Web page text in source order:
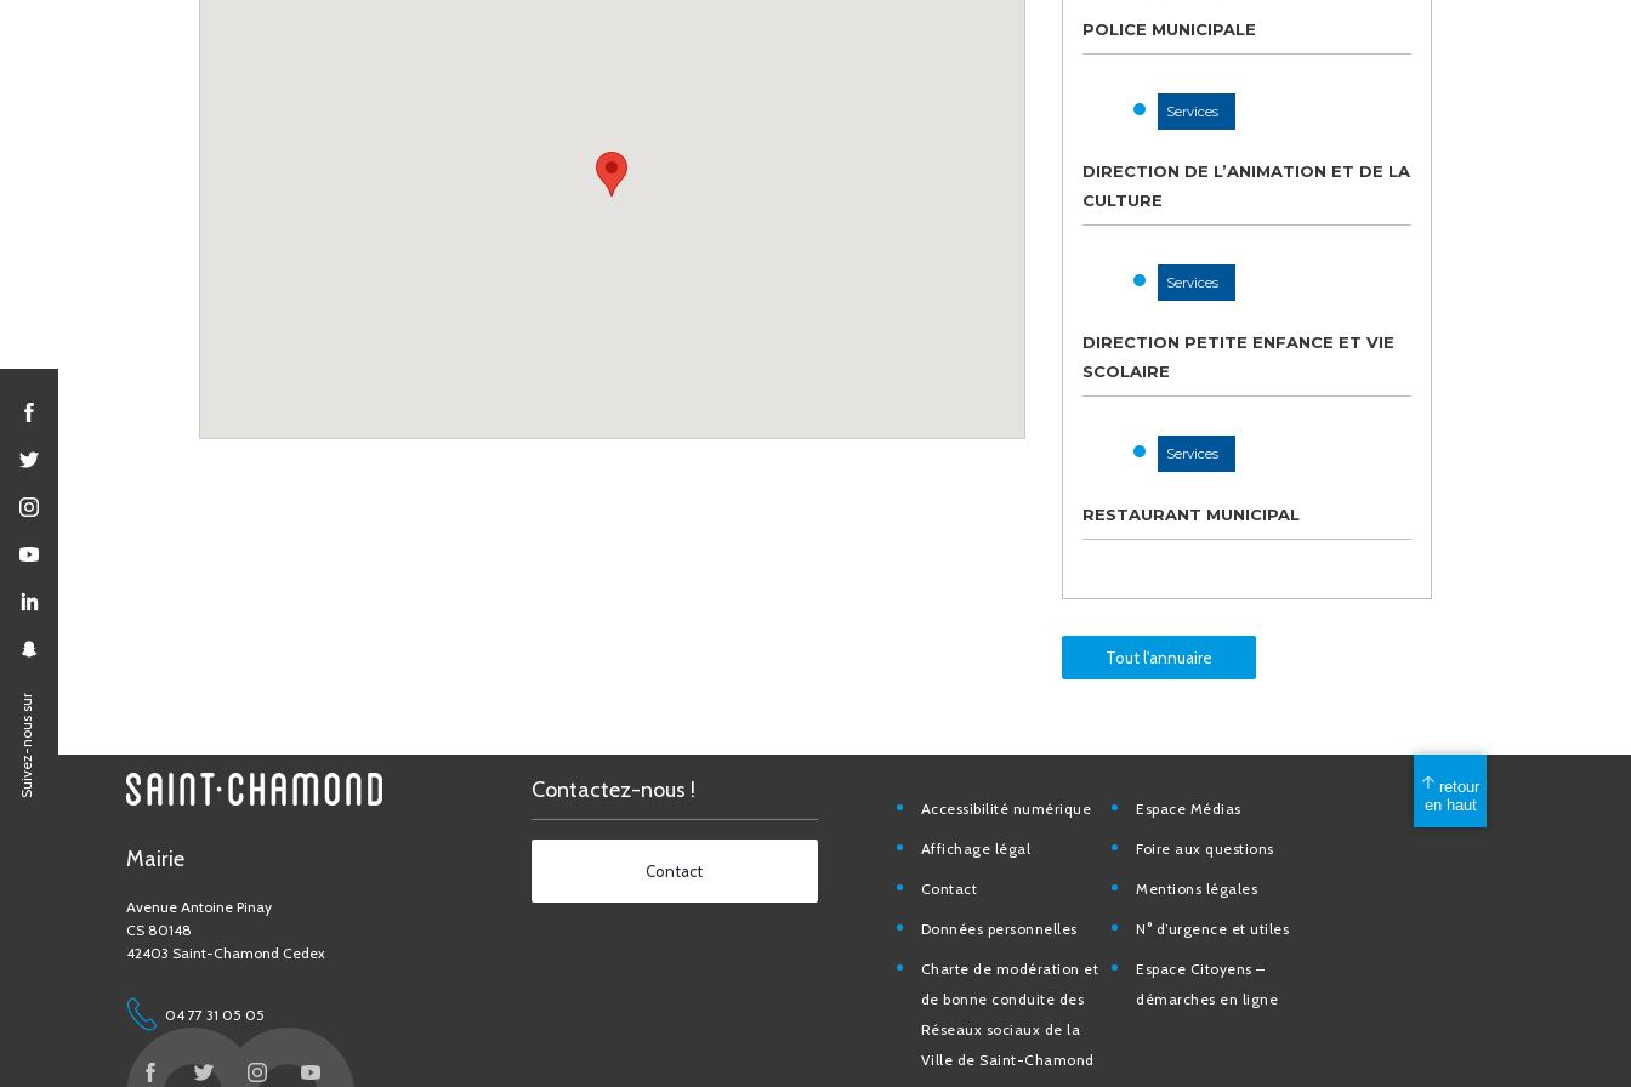
Suivez-nous sur
POLICE MUNICIPALE
Services
DIRECTION DE L’ANIMATION ET DE LA
CULTURE
Services
DIRECTION PETITE ENFANCE ET VIE
SCOLAIRE
Services
RESTAURANT MUNICIPAL
Tout l'annuaire
Mairie
Avenue Antoine Pinay
CS 80148
42403 Saint-Chamond Cedex
04 77 31 05 05
Contactez-nous !
Contact
Accessibilité numérique Espace Médias
Affichage légal Foire aux questions
Contact Mentions légales
Données personnelles N° d’urgence et utiles
Charte de modération et de
bonne conduite des
Réseaux sociaux de la Ville
de Saint-Chamond
Espace Citoyens –
démarches en ligne